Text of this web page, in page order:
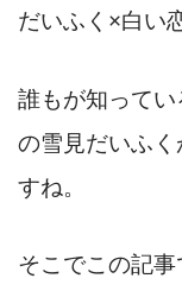
だいふく×白い
誰もが知って
の雪見だいふ
すね。
そこでこの記